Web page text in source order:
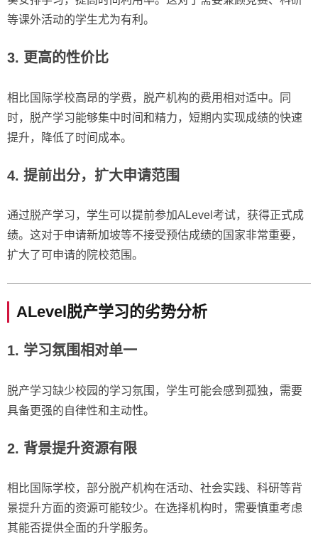
等课外活动的学生尤为有利。
3. 更高的性价比
相比国际学校高昂的学费，脱产机构的费用相对适中。同
时，脱产学习能够集中时间和精力，短期内实现成绩的快速
提升，降低了时间成本。
4. 提前出分，扩大申请范围
通过脱产学习，学生可以提前参加ALevel考试，获得正式成
绩。这对于申请新加坡等不接受预估成绩的国家非常重要，
扩大了可申请的院校范围。
ALevel脱产学习的劣势分析
1. 学习氛围相对单一
脱产学习缺少校园的学习氛围，学生可能会感到孤独，需要
具备更强的自律性和主动性。
2. 背景提升资源有限
相比国际学校，部分脱产机构在活动、社会实践、科研等背
景提升方面的资源可能较少。在选择机构时，需要慎重考虑
其能否提供全面的升学服务。